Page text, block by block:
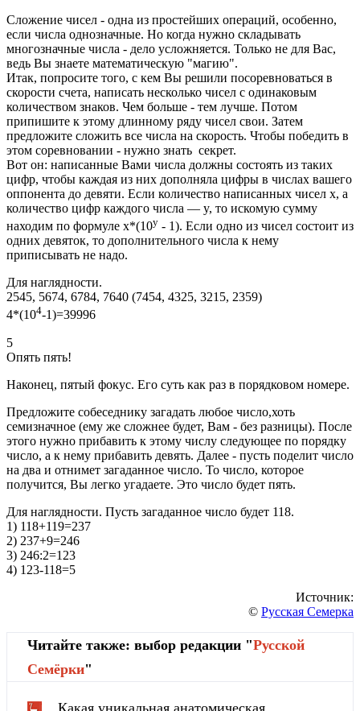
Сложение чисел - одна из простейших операций, особенно,
если числа однозначные. Но когда нужно складывать
многозначные числа - дело усложняется. Только не для Вас,
ведь Вы знаете математическую "магию".
Итак, попросите того, с кем Вы решили посоревноваться в
скорости счета, написать несколько чисел с одинаковым
количеством знаков. Чем больше - тем лучше. Потом
припишите к этому длинному ряду чисел свои. Затем
предложите сложить все числа на скорость. Чтобы победить в
этом соревновании - нужно знать секрет.
Вот он: написанные Вами числа должны состоять из таких
цифр, чтобы каждая из них дополняла цифры в числах вашего
оппонента до девяти. Если количество написанных чисел x, а
количество цифр каждого числа — y, то искомую сумму
находим по формуле x*(10y - 1). Если одно из чисел состоит из
одних девяток, то дополнительного числа к нему
приписывать не надо.
Для наглядности.
2545, 5674, 6784, 7640 (7454, 4325, 3215, 2359)
4*(104-1)=39996
5
Опять пять!
Наконец, пятый фокус. Его суть как раз в порядковом номере.
Предложите собеседнику загадать любое число,хоть
семизначное (ему же сложнее будет, Вам - без разницы). После
этого нужно прибавить к этому числу следующее по порядку
число, а к нему прибавить девять. Далее - пусть поделит число
на два и отнимет загаданное число. То число, которое
получится, Вы легко угадаете. Это число будет пять.
Для наглядности. Пусть загаданное число будет 118.
1) 118+119=237
2) 237+9=246
3) 246:2=123
4) 123-118=5
Источник:
© Русская Семерка
Читайте также: выбор редакции "Русской
Cемёрки"
Какая уникальная анатомическая